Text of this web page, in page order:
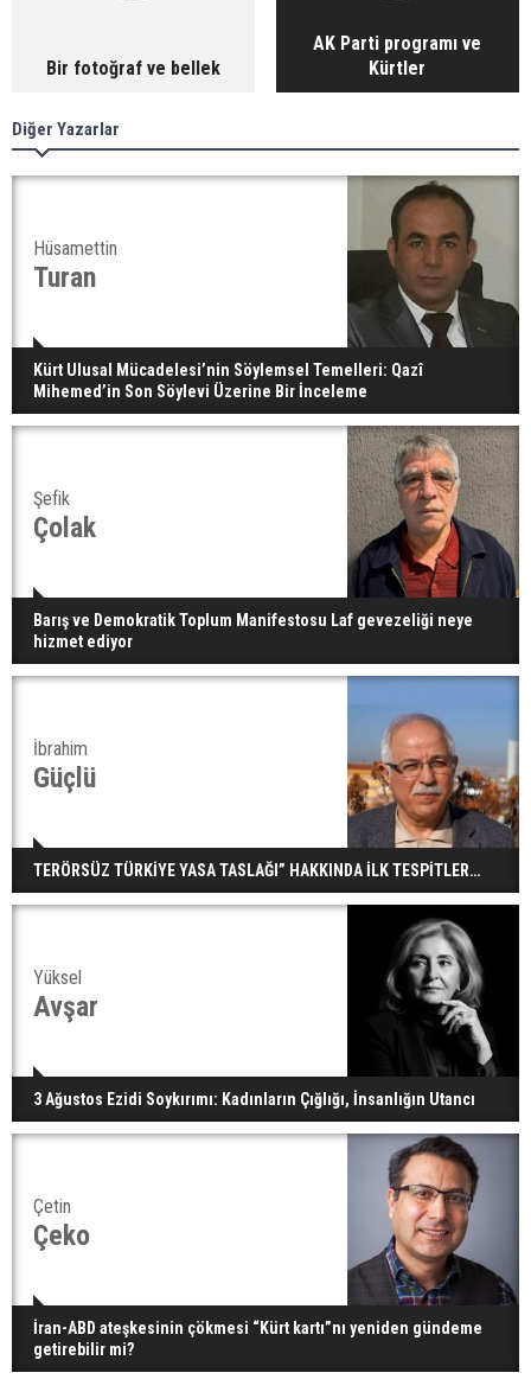
Bir fotoğraf ve bellek
AK Parti programı ve
Kürtler
Diğer Yazarlar
Hüsamettin
Turan
Kürt Ulusal Mücadelesi’nin Söylemsel Temelleri: Qazî
Mihemed’in Son Söylevi Üzerine Bir İnceleme
Şefik
Çolak
Barış ve Demokratik Toplum Manifestosu Laf gevezeliği neye
hizmet ediyor
İbrahim
Güçlü
TERÖRSÜZ TÜRKİYE YASA TASLAĞI” HAKKINDA İLK TESPİTLER…
Yüksel
Avşar
3 Ağustos Ezidi Soykırımı: Kadınların Çığlığı, İnsanlığın Utancı
Çetin
Çeko
İran-ABD ateşkesinin çökmesi “Kürt kartı”nı yeniden gündeme
getirebilir mi?